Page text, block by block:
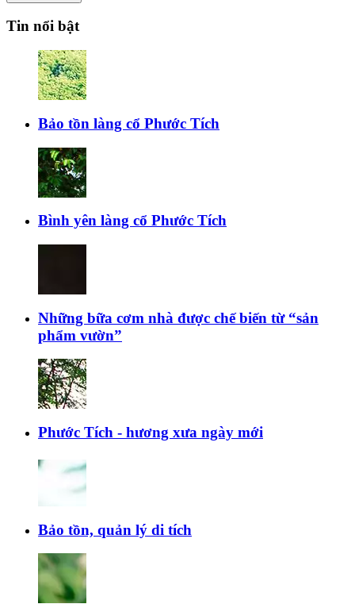
Tin nổi bật
Bảo tồn làng cổ Phước Tích
Bình yên làng cổ Phước Tích
Những bữa cơm nhà được chế biến từ “sản
phẩm vườn”
Phước Tích - hương xưa ngày mới
Bảo tồn, quản lý di tích